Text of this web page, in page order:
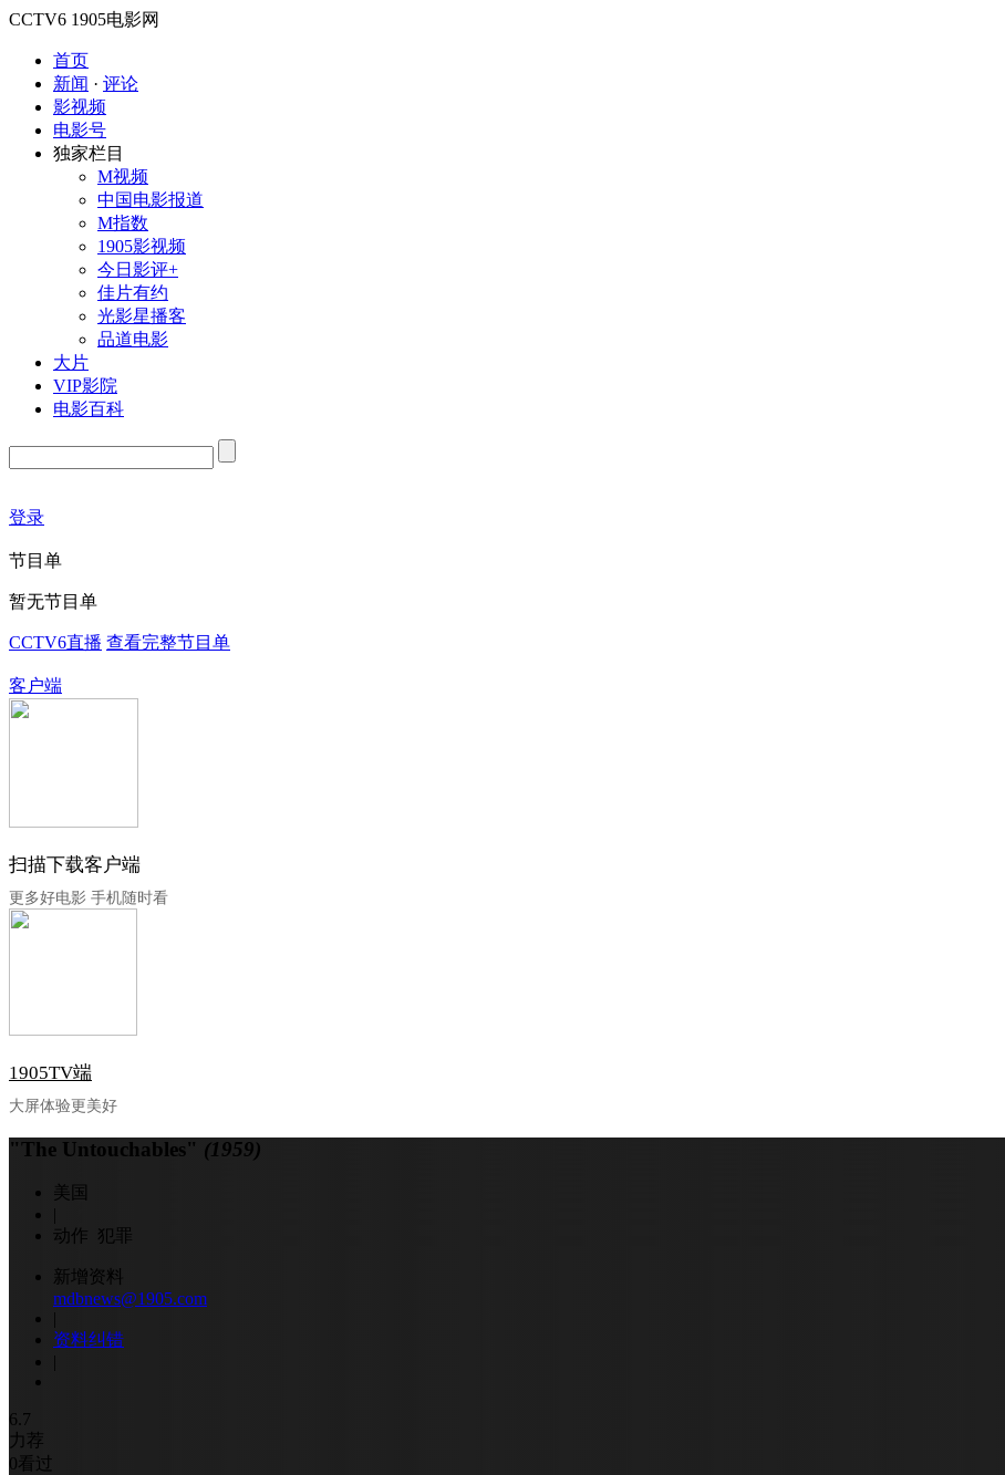
CCTV6 1905电影网
首页
新闻 · 评论
影视频
电影号
独家栏目
M视频
中国电影报道
M指数
1905影视频
今日影评+
佳片有约
光影星播客
品道电影
大片
VIP影院
电影百科
登录
节目单
暂无节目单
CCTV6直播 查看完整节目单
客户端
扫描下载客户端
更多好电影 手机随时看
1905TV端
大屏体验更美好
"The Untouchables" (1959)
美国
|
动作 犯罪
新增资料
mdbnews@1905.com
|
资料纠错
|
6.7
力荐
0看过